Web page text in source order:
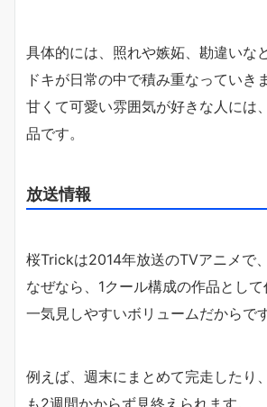
具体的には、照れや嫉妬、勘違いな
ドキが日常の中で積み重なっていき
甘くて可愛い雰囲気が好きな人には
品です。
放送情報
桜Trickは2014年放送のTVアニメで
なぜなら、1クール構成の作品として
一気見しやすいボリュームだからです
例えば、週末にまとめて完走したり